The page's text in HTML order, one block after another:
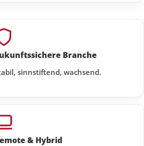
Branche
sinnstiftend, wachsend.
& Hybrid